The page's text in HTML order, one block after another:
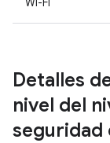
Detalles
nivel del
seguridad